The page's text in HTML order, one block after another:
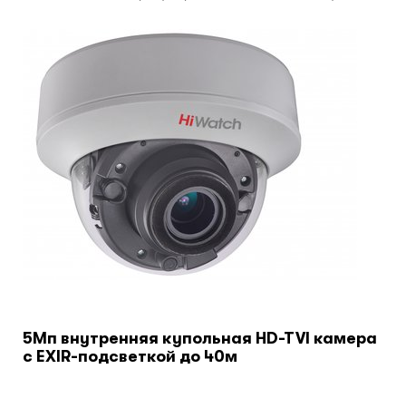
Системы фонового озвучивания
Системы контроля и управления
доступом
Сетевое оборудование
Защитные сейферы и боксы
Климатический шкафы
5Мп внутренняя купольная HD-TVI камера
с EXIR-подсветкой до 40м